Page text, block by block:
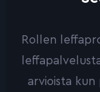
Rollen
arvioista kun